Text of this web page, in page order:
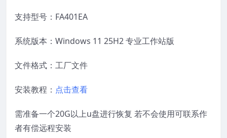
支持型号：FA401EA
系统版本：Windows 11 25H2 专业工作站版
文件格式：工厂文件
安装教程： 点击查看
需准备一个20G以上u盘进行恢复 若不会使用可联系作
者有偿远程安装